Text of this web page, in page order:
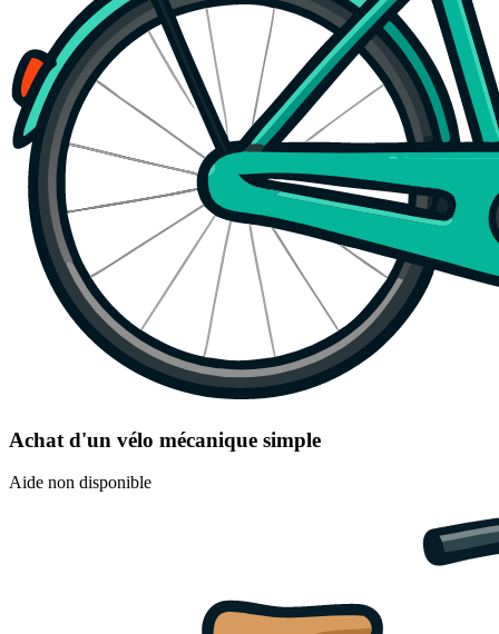
Achat d'un vélo mécanique simple
Aide non disponible